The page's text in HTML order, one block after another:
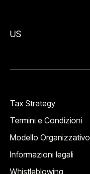
US
Tax Strategy
Termini e Condizioni
Modello Organizzativo
Informazioni legali
Whistleblowing